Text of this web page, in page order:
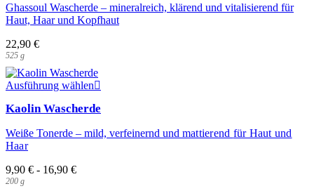
Ghassoul Wascherde – mineralreich, klärend und vitalisierend für
Haut, Haar und Kopfhaut
22,90 €
525 g
Ausführung wählen
Varianten
Kaolin Wascherde
Weiße Tonerde – mild, verfeinernd und mattierend für Haut und
Haar
9,90 € - 16,90 €
200 g